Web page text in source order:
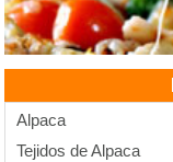
Alpaca
Tejidos de Alpaca